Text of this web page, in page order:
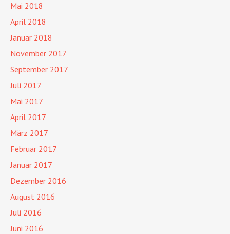
Mai 2018
April 2018
Januar 2018
November 2017
September 2017
Juli 2017
Mai 2017
April 2017
März 2017
Februar 2017
Januar 2017
Dezember 2016
August 2016
Juli 2016
Juni 2016